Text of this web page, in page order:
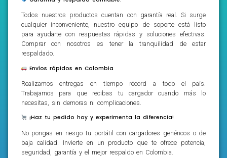
Todos nuestros productos cuentan con garantía real. Si surge
cualquier inconveniente, nuestro equipo de soporte está listo
para ayudarte con respuestas rápidas y soluciones efectivas.
Comprar con nosotros es tener la tranquilidad de estar
respaldado.
Envíos rápidos en Colombia
Realizamos entregas en tiempo récord a todo el país.
Trabajamos para que recibas tu cargador cuando más lo
necesitas, sin demoras ni complicaciones.
¡Haz tu pedido hoy y experimenta la diferencia!
No pongas en riesgo tu portátil con cargadores genéricos o de
baja calidad. Invierte en un producto que te ofrece potencia,
seguridad, garantía y el mejor respaldo en Colombia.